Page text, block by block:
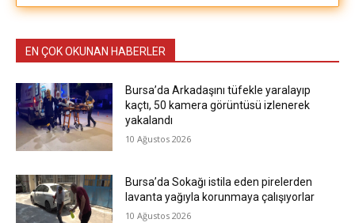
EN ÇOK OKUNAN HABERLER
Bursa’da Arkadaşını tüfekle yaralayıp
kaçtı, 50 kamera görüntüsü izlenerek
yakalandı
10 Ağustos 2026
Bursa’da Sokağı istila eden pirelerden
lavanta yağıyla korunmaya çalışıyorlar
10 Ağustos 2026